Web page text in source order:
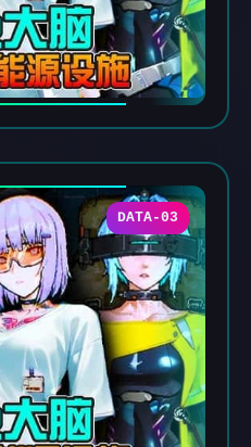
DATA-03